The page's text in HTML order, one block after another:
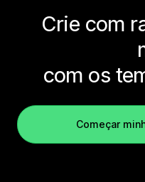
Crie com
com os
Começar